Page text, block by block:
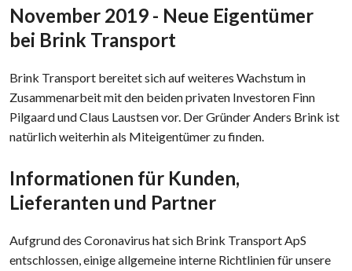
November 2019 - Neue Eigentümer
bei Brink Transport
Brink Transport bereitet sich auf weiteres Wachstum in
Zusammenarbeit mit den beiden privaten Investoren Finn
Pilgaard und Claus Laustsen vor. Der Gründer Anders Brink ist
natürlich weiterhin als Miteigentümer zu finden.
Informationen für Kunden,
Lieferanten und Partner​
Aufgrund des Coronavirus hat sich Brink Transport ApS
entschlossen, einige allgemeine interne Richtlinien für unsere